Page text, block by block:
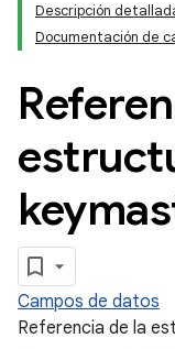
Descripción
Documentación de
Campos de datos
Referencia de la